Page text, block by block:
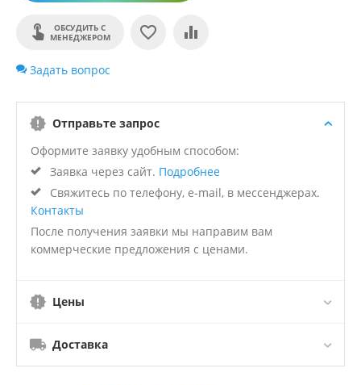
ОБСУДИТЬ С
МЕНЕДЖЕРОМ
Задать вопрос
Отправьте запрос
Оформите заявку удобным способом:
Заявка через сайт. Подробнее
Свяжитесь по телефону, e-mail, в мессенджерах.
Контакты
После получения заявки мы направим вам
коммерческие предложения с ценами.
Цены
Доставка